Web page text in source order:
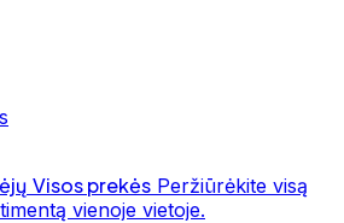
Visos prekės Peržiūrėkite visą
vienoje vietoje.